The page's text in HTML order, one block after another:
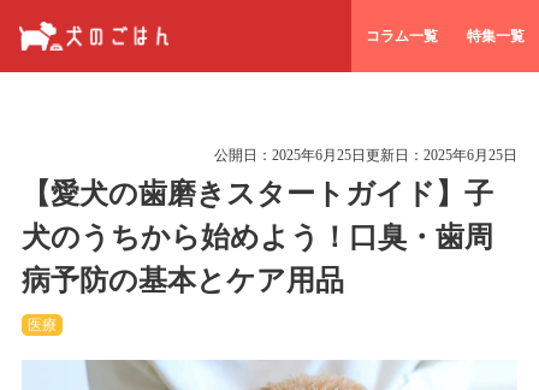
コラム一覧 特集一覧
公開日：2025年6月25日更新日：2025年6月25日
【愛犬の歯磨きスタートガイド】子
犬のうちから始めよう！口臭・歯周
病予防の基本とケア用品
医療